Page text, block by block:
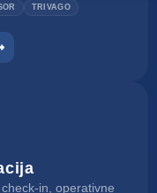
TRIVAGO
in, operativne